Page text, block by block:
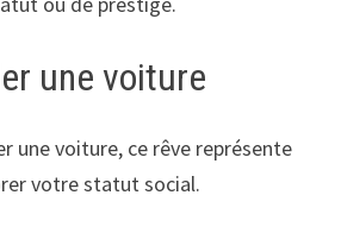
une voiture
une voiture, ce rêve représente
votre statut social.